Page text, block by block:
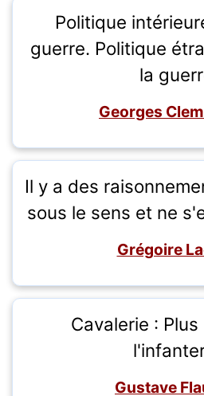
Politique
guerre. Politique
la
Georges
Il y a des
sous le sens et ne
Grégoire
Cavalerie :
Gustave